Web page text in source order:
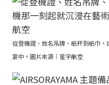
從登機證、姓名吊牌、紙杯到紙巾
宴中。圖片來源｜星宇航空